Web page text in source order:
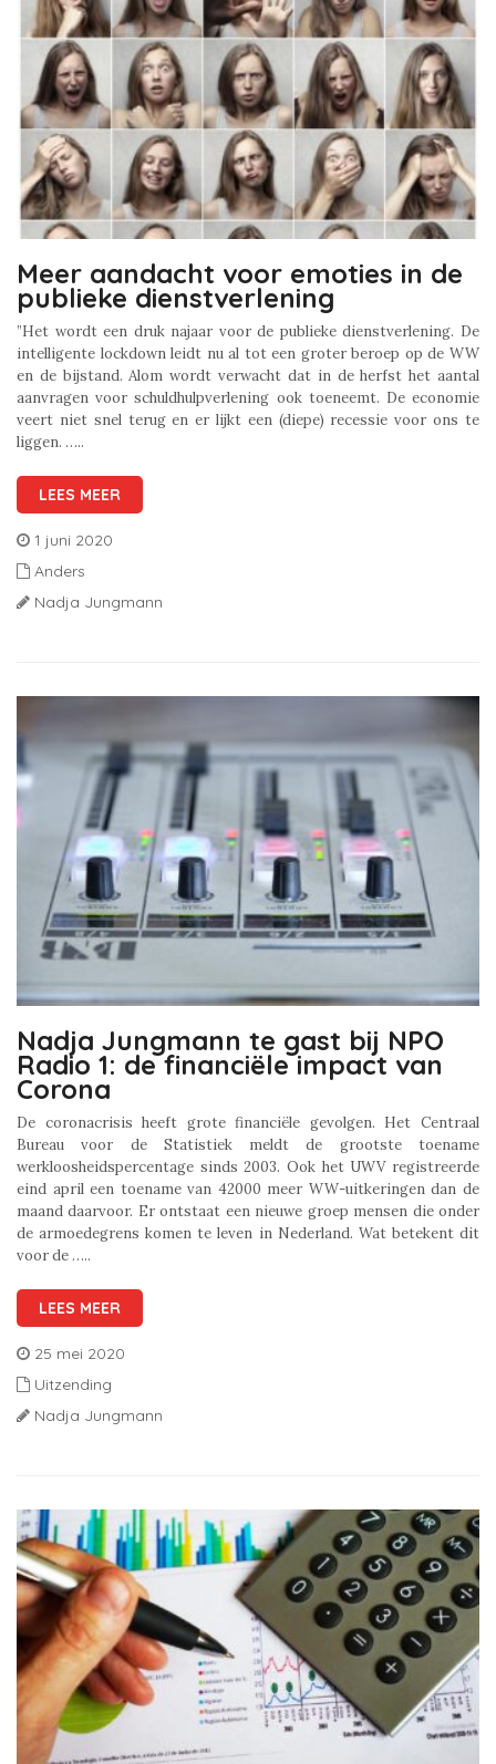
Meer aandacht voor emoties in de
publieke dienstverlening
”Het wordt een druk najaar voor de publieke dienstverlening. De
intelligente lockdown leidt nu al tot een groter beroep op de WW
en de bijstand. Alom wordt verwacht dat in de herfst het aantal
aanvragen voor schuldhulpverlening ook toeneemt. De economie
veert niet snel terug en er lijkt een (diepe) recessie voor ons te
liggen. …..
LEES MEER
1 juni 2020
Anders
Nadja Jungmann
Nadja Jungmann te gast bij NPO
Radio 1: de financiële impact van
Corona
De coronacrisis heeft grote financiële gevolgen. Het Centraal
Bureau voor de Statistiek meldt de grootste toename
werkloosheidspercentage sinds 2003. Ook het UWV registreerde
eind april een toename van 42000 meer WW-uitkeringen dan de
maand daarvoor. Er ontstaat een nieuwe groep mensen die onder
de armoedegrens komen te leven in Nederland. Wat betekent dit
voor de …..
LEES MEER
25 mei 2020
Uitzending
Nadja Jungmann